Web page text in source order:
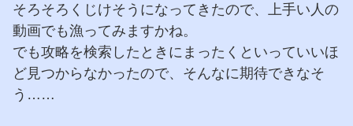
そろそろくじけそうになってきたので、上手い人の
動画でも漁ってみますかね。
でも攻略を検索したときにまったくといっていいほ
ど見つからなかったので、そんなに期待できなそ
う……